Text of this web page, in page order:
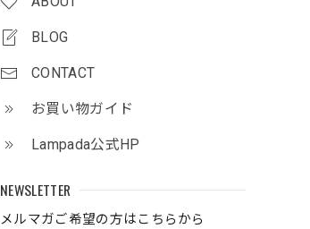
BLOG
CONTACT
お買い物ガイド
Lampada公式HP
NEWSLETTER
メルマガご希望の方はこちらから